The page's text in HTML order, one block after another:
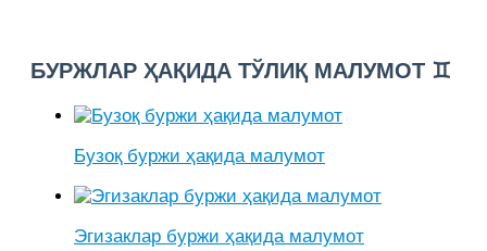
БУРЖЛАР ҲАҚИДА ТЎЛИҚ МАЛУМОТ ♊
Бузоқ буржи ҳақида малумот
Эгизаклар буржи ҳақида малумот